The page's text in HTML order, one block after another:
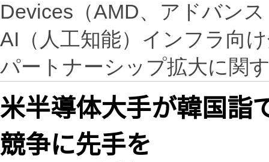
Devices（AMD、アドバン
AI（人工知能）インフラ向
パートナーシップ拡大に関
米半導体大手が韓国詣
競争に先手を